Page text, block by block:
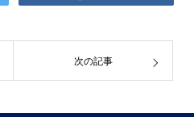
次の記事